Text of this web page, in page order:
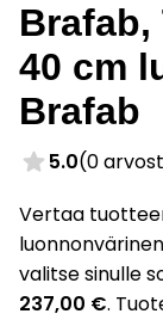
40 cm
Brafab
5.0(0
Vertaa
valitse sinulle
237,00 €.